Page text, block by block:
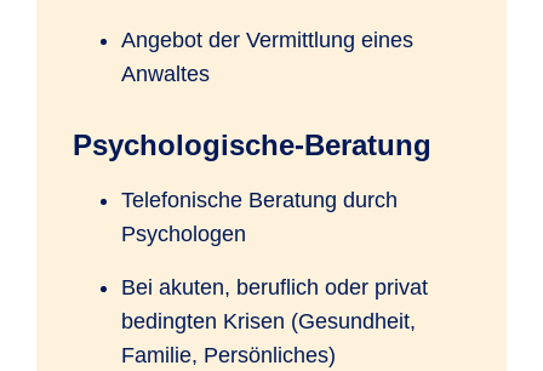
Angebot der Vermittlung eines
Anwaltes
Psychologische-Beratung
Telefonische Beratung durch
Psychologen
Bei akuten, beruflich oder privat
bedingten Krisen (Gesundheit,
Familie, Persönliches)